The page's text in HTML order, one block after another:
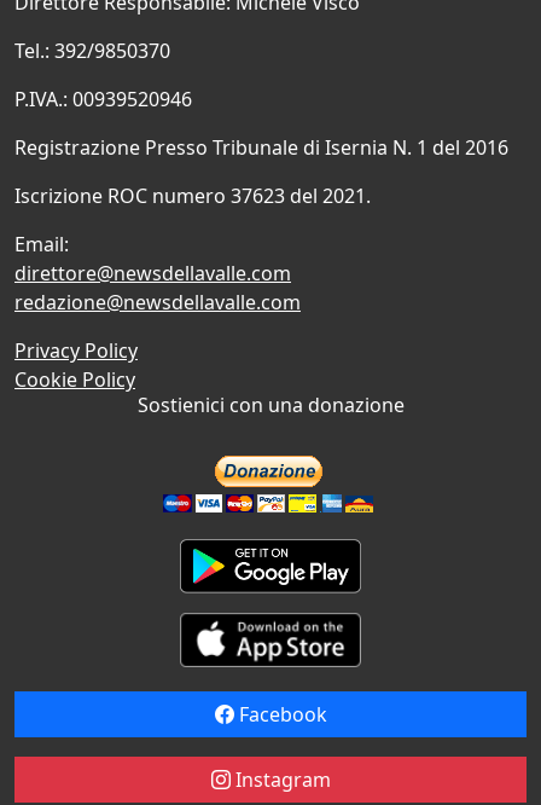
Tel.: 392/9850370
P.IVA.: 00939520946
Registrazione Presso Tribunale di Isernia N. 1 del 2016
Iscrizione ROC numero 37623 del 2021.
Email:
direttore@newsdellavalle.com
redazione@newsdellavalle.com
Privacy Policy
Cookie Policy
Sostienici con una donazione
Facebook
Instagram